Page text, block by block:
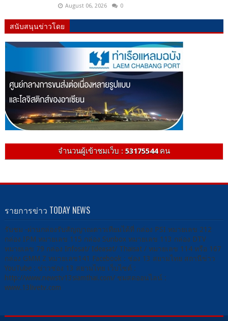
August 06, 2026 0
สนับสนุนข่าวโดย
จำนวนผู้เข้าชมเว็บ : 53175544คน
รายการข่าว TODAY NEWS
รับชม -ผ่านกล่องรับสัญญาณดาวเทียมได้ที่ กล่อง PSI หมายเลข 212
กล่อง IPM หมายเลข 115 กล่อง Sunbox หมายเลข 113 กล่อง DTV
หมายเลข 79 กล่อง Infosat/ Ideasat/ Thaisat / หมายเลข 114 หรือ 167
กล่อง GMM Z หมายเลข141 Facebook : ช่อง 13 สยามไทย สถานีข่าว
YouTube : ข่าวช่อง 13 สยามไทย เว็บไซต์ :
http://www.newstv13siamthai.com/ ชมสดออนไลน์ :
www.13livetv.com